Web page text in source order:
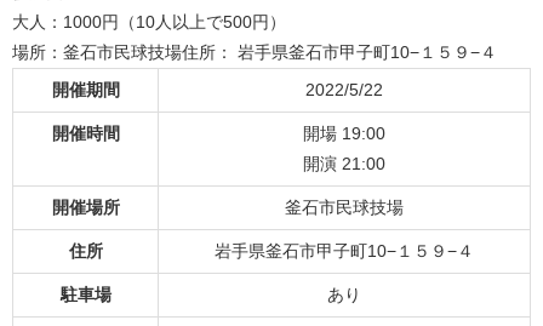
大人：1000円（10人以上で500円）
場所：釜石市民球技場住所： 岩手県釜石市甲子町10−１５９−４
開催期間
2022/5/22
開催時間
開場 19:00
開演 21:00
開催場所 釜石市民球技場
住所 岩手県釜石市甲子町10−１５９−４
駐車場 あり